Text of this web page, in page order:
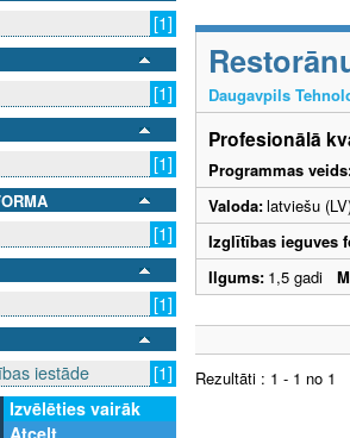
[1]
[1]
[1]
[1]
[1]
iestāde
[1]
Izvēlēties vairāk
Daugavpils
Profesionālā
Programmas
Valoda:latviešu
Izglītības ieguves
Ilgums: 1,5 gadi
Rezultāti : 1 - 1 no 1